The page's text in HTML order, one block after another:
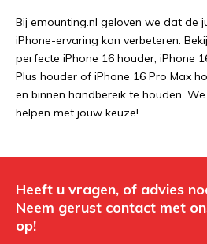
Bij emounting.nl geloven we dat de
iPhone-ervaring kan verbeteren.
perfecte iPhone 16 houder, iPhone
Plus houder of iPhone 16 Pro Max
en binnen handbereik te houden.
helpen met jouw keuze!
Heeft u vragen, of advies
Neem gerust contact met
op!